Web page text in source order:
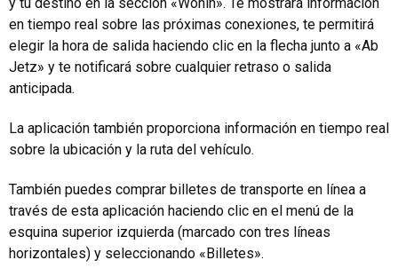
y tu destino en la sección «Wohin». Te mostrará información
en tiempo real sobre las próximas conexiones, te permitirá
elegir la hora de salida haciendo clic en la flecha junto a «Ab
Jetz» y te notificará sobre cualquier retraso o salida
anticipada.
La aplicación también proporciona información en tiempo real
sobre la ubicación y la ruta del vehículo.
También puedes comprar billetes de transporte en línea a
través de esta aplicación haciendo clic en el menú de la
esquina superior izquierda (marcado con tres líneas
horizontales) y seleccionando «Billetes».